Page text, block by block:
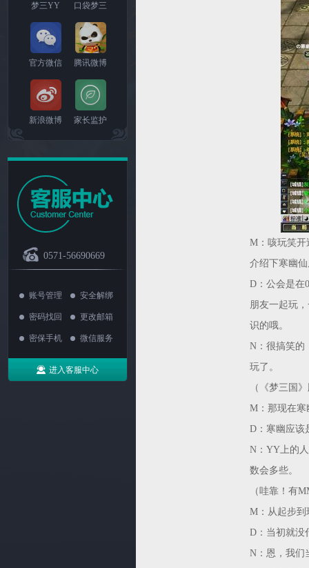
梦三YY 口袋梦三
官方微信 腾讯微博
新浪微博 家长监护
0571-56690669
账号管理 安全解绑
密码找回 更改邮箱
密保手机 微信服务
进入客服中心
M：咳玩笑开
介绍下寒幽
D：公会是在
朋友一起玩
识的哦。
N：很搞笑的
玩了。
（《梦三国
M：那现在寒
D：寒幽应该
N：YY上的
数会多些。
（哇靠！有
M：从起步到
D：当初就没
N：恩，我们